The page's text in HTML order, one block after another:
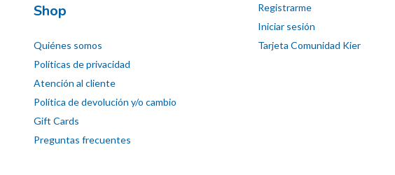
Shop
Quiénes somos
Políticas de privacidad
Atención al cliente
Política de devolución y/o cambio
Gift Cards
Preguntas frecuentes
Registrarme
Iniciar sesión
Tarjeta Comunidad Kier